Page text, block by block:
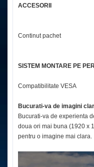
ACCESORII
Continut pachet
SISTEM MONTARE PE
Compatibilitate VESA
Bucurati-va de imagini
Bucurati-va de experienta
doua ori mai buna (1920 x
pentru o imagine mai clara.